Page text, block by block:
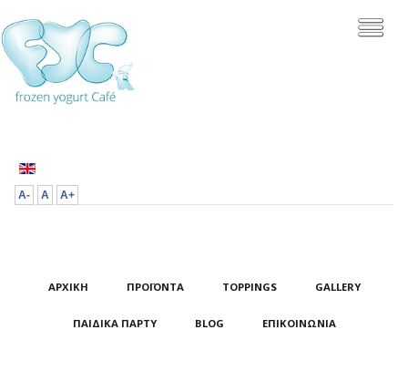
A- A A+
ΑΡΧΙΚΉ ΠΡΟΪΌΝΤΑ TOPPINGS GALLERY
ΠΑΙΔΙΚΆ ΠΆΡΤΥ BLOG ΕΠΙΚΟΙΝΩΝΊΑ